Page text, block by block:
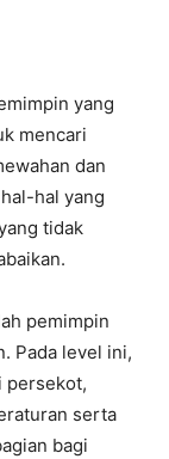
yang
mencari
dan
hal yang
tidak
pemimpin
Pada level ini,
persekot,
serta
bagi